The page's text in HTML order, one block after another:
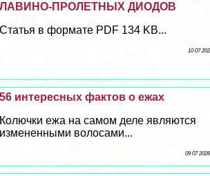
ЛАВИНО-ПРОЛЕТНЫХ ДИОДОВ
Статья в формате PDF 134 KB...
10 07
56 интересных фактов о ежах
Колючки ежа на самом деле являются
измененными волосами...
09 07